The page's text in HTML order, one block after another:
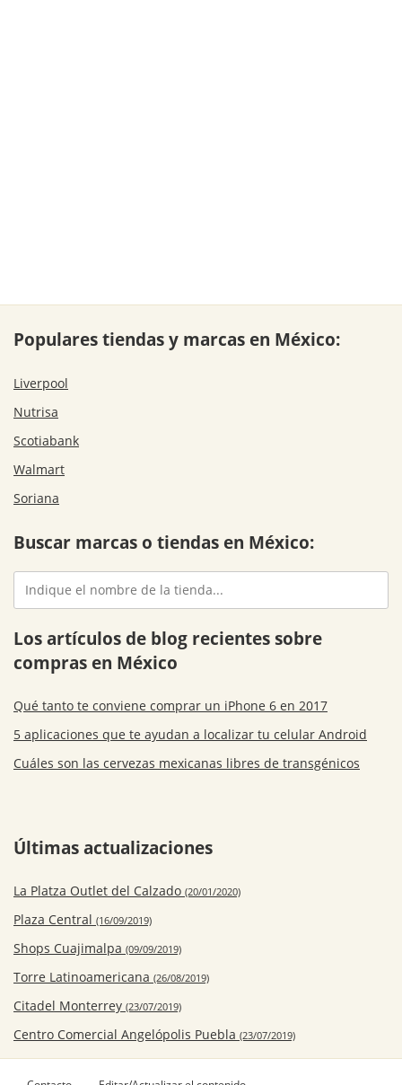
Populares tiendas y marcas en México:
Liverpool
Nutrisa
Scotiabank
Walmart
Soriana
Buscar marcas o tiendas en México:
Los artículos de blog recientes sobre
compras en México
Qué tanto te conviene comprar un iPhone 6 en 2017
5 aplicaciones que te ayudan a localizar tu celular Android
Cuáles son las cervezas mexicanas libres de transgénicos
Últimas actualizaciones
La Platza Outlet del Calzado (20/01/2020)
Plaza Central (16/09/2019)
Shops Cuajimalpa (09/09/2019)
Torre Latinoamericana (26/08/2019)
Citadel Monterrey (23/07/2019)
Centro Comercial Angelópolis Puebla (23/07/2019)